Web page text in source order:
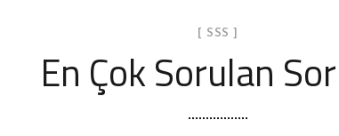
[ SSS ]
En Çok Sorulan